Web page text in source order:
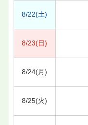
8/22(土)
8/23(日)
8/24(月)
8/25(火)